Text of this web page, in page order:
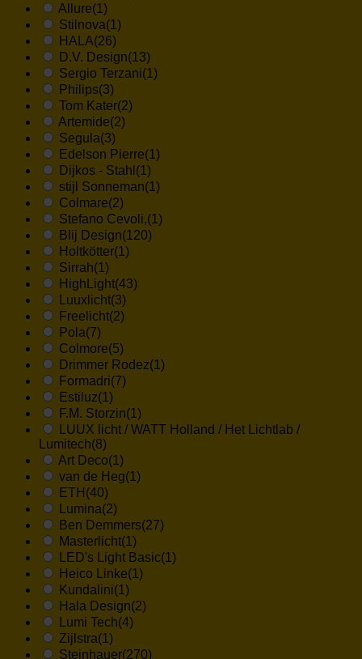
Allure(1)
Stilnova(1)
HALA(26)
D.V. Design(13)
Sergio Terzani(1)
Philips(3)
Tom Kater(2)
Artemide(2)
Segula(3)
Edelson Pierre(1)
Dijkos - Stahl (1)
stijl Sonneman(1)
Colmare(2)
Stefano Cevoli,(1)
Blij Design(120)
Holtkötter(1)
Sirrah(1)
HighLight(43)
Luuxlicht(3)
Freelicht(2)
Pola(7)
Colmore(5)
Drimmer Rodez(1)
Formadri(7)
Estiluz(1)
F.M. Storzin(1)
LUUX licht / WATT Holland / Het Lichtlab /
Lumitech(8)
Art Deco(1)
van de Heg(1)
ETH (40)
Lumina(2)
Ben Demmers(27)
Masterlicht(1)
LED's Light Basic(1)
Heico Linke(1)
Kundalini(1)
Hala Design(2)
Lumi Tech(4)
Zijlstra(1)
Steinhauer(270)